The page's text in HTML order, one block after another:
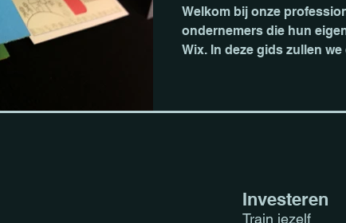
Welkom bij onze
ondernemers die hun
Wix. In deze gids zullen
Investeren
Train jezelf